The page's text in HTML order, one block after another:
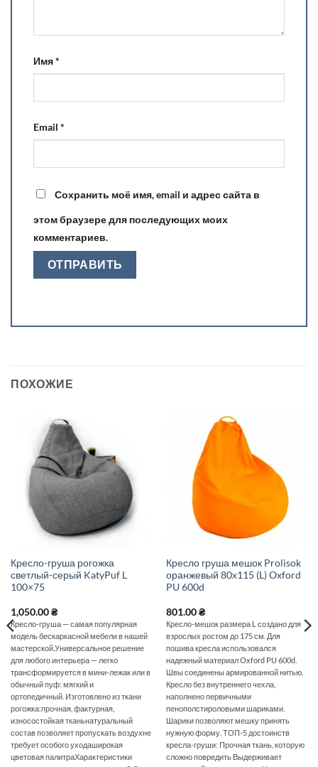
Имя*
Email *
Сохранить моё имя, email и адрес сайта в
этом браузере для последующих моих
комментариев.
ПОХОЖИЕ
Кресло-груша рогожка
светлый-серый KatyPuf L
100×75
1,050.00₴
Кресло-груша — самая популярная
модель бескаркасной мебели в нашей
мастерской.Универсальное решение
для любого интерьера — легко
трансформируется в мини-лежак или в
обычный пуф: мягкий и
ортопедичный. Изготовлено из ткани
рогожка:прочная, фактурная,
износостойкая тканьнатуральный
состав позволяет пропускать воздухне
требует особого уходаширокая
цветовая палитраХарактеристики
Кресло груша мешок Prolisok
оранжевый 80х115 (L) Oxford
PU 600d
801.00₴
Кресло-мешок размера L создано для
взрослых ростом до 175 см. Для
пошива кресла использовался
надежный материал Oxford PU 600d.
Швы соединены армированной нитью.
Кресло без внутреннего чехла,
наполнено первичными
пенополстироловыми шариками.
Шарики позволяют мешку принять
нужную форму. ТОП-5 достоинств
кресла-груши: Прочная ткань, которую
сложно повредить Выдерживает